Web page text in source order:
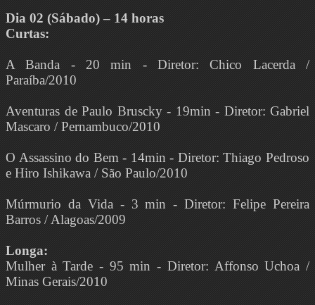
Dia 02 (Sábado) – 14 horas
Curtas:
A Banda - 20 min - Diretor: Chico Lacerda /
Paraíba/2010
Aventuras de Paulo Bruscky - 19min - Diretor: Gabriel
Mascaro / Pernambuco/2010
O Assassino do Bem - 14min - Diretor: Thiago Pedroso
e Hiro Ishikawa / São Paulo/2010
Múrmurio da Vida - 3 min - Diretor: Felipe Pereira
Barros / Alagoas/2009
Longa:
Mulher à Tarde - 95 min - Diretor: Affonso Uchoa /
Minas Gerais/2010